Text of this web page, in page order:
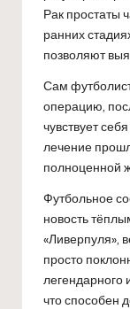
Рак простаты
ранних
позволяют
Сам
операцию,
чувствует
лечение
полноценной
Футбольное
новость
«Ливерпуля»,
просто
легендарного
что способен